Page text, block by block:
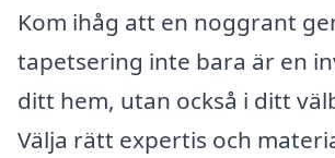
Kom ihåg att en noggrant
tapetsering inte bara är en
ditt hem, utan också i ditt
Välja rätt expertis och